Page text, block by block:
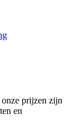
prijzen zijn
en